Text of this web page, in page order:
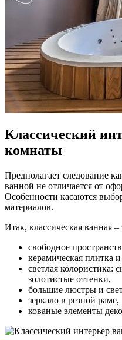
Классический
комнаты
Предполагает следование
ванной не отличается от
Особенности касаются
материалов.
Итак, классическая ванная –
свободное
керамическая плитка
светлая колористика:
золотистые оттенки,
большие люстры и
зеркало в резной раме,
кованые элементы